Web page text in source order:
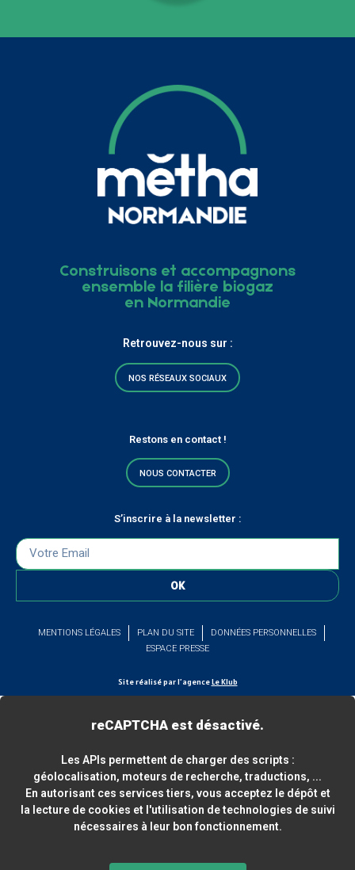
Construisons et accompagnons
ensemble la filière biogaz
en Normandie
Retrouvez-nous sur :
NOS RÉSEAUX SOCIAUX
Restons en contact !
NOUS CONTACTER
S’inscrire à la newsletter :
OK
MENTIONS LÉGALES PLAN DU SITE
DONNÉES PERSONNELLES
ESPACE PRESSE
Site réalisé par l’agenceLe Klub
reCAPTCHA est désactivé.
Les APIs permettent de charger des scripts :
géolocalisation, moteurs de recherche, traductions, ...
En autorisant ces services tiers, vous acceptez le dépôt et
la lecture de cookies et l'utilisation de technologies de suivi
nécessaires à leur bon fonctionnement.